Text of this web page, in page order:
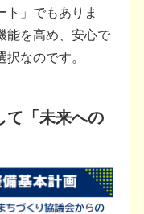
ト」でもありま
能を高め、安心で
なのです。
て「未来への